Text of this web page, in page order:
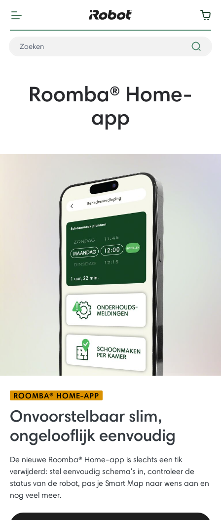
Roomba® Home-
app
ROOMBA® HOME-APP
Onvoorstelbaar slim,
ongelooflijk eenvoudig
De nieuwe Roomba® Home-app is slechts een tik
verwijderd: stel eenvoudig schema's in, controleer de
status van de robot, pas je Smart Map naar wens aan en
nog veel meer.